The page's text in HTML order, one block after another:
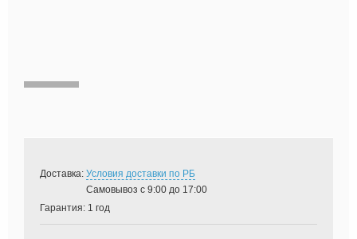
Доставка: Условия доставки по РБ
Самовывоз с 9:00 до 17:00
Гарантия: 1 год